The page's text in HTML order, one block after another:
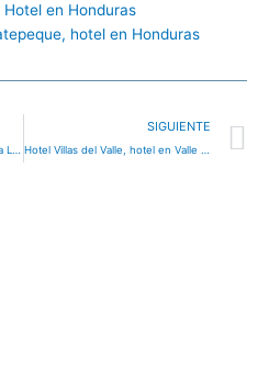
Hotel en Honduras
hotel en Honduras
SIGUIENTE